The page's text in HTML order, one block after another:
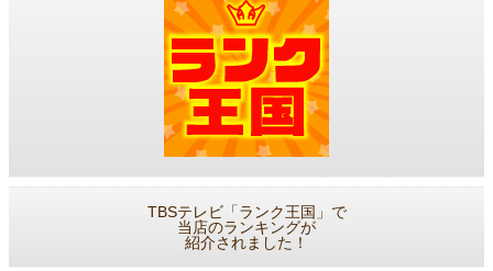
TBSテレビ「ランク王国」で
当店のランキングが
紹介されました！